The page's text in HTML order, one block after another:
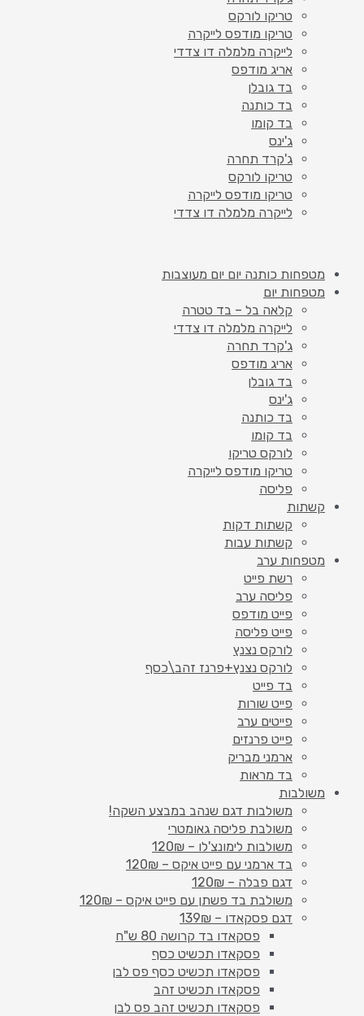
טריקו לורקס
טריקו מודפס לייקרה
לייקרה מלמלה דו צדדי
אריג מודפס
בד גובלן
בד כותנה
בד קומו
ג'ינס
ג'קרד תחרה
טריקו לורקס
טריקו מודפס לייקרה
לייקרה מלמלה דו צדדי
מטפחות כותנה יום יום מעוצבות
מטפחות יום
קלאה בל – בד טטרה
לייקרה מלמלה דו צדדי
ג'קרד תחרה
אריג מודפס
בד גובלן
ג'ינס
בד כותנה
בד קומו
לורקס טריקו
טריקו מודפס לייקרה
פליסה
קשתות
קשתות דקות
קשתות עבות
מטפחות ערב
רשת פייט
פליסה ערב
פייט מודפס
פייט פליסה
לורקס נצנץ
לורקס נצנץ+פרנז זהב\כסף
בד פייט
פייט שורות
פייטים ערב
פייט פרנזים
ארמני מבריק
בד מראות
משולבות
משולבות דגם שנהב במבצע השקה!
משולבת פליסה גאומטרי
משולבות לימונצ'לו – 120₪
בד ארמני עם פייט איקס – 120₪
דגם פבלה – 120₪
משולבת בד פשתן עם פייט איקס – 120₪
דגם פסקאדו – 139₪
פסקאדו בד קרושה 80 ש"ח
פסקאדו תכשיט כסף
פסקאדו תכשיט כסף פס לבן
פסקאדו תכשיט זהב
פסקאדו תכשיט זהב פס לבן